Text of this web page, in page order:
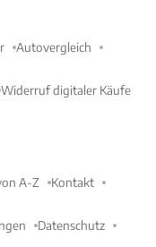
Autovergleich
Widerruf digitaler Käufe
A-Z Kontakt
Datenschutz